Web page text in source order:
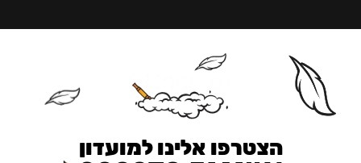
הצטרפו אלינו למועדון